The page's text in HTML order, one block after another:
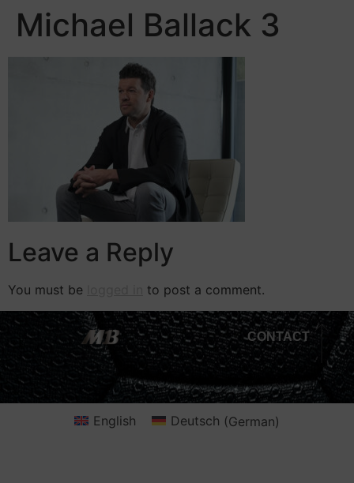
Michael Ballack 3
Leave a Reply
You must be to post a comment.
CONTACT
English Deutsch (German)